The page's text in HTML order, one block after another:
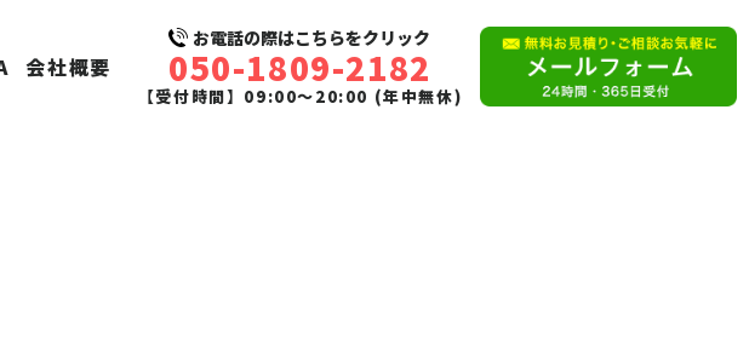
会社概要
お電話の際はこちらをクリック
050-1809-2182
【受付時間】09:00〜20:00 (年中無休)